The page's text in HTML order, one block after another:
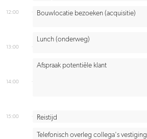
12:00
13:00
14:00
15:00
Lunch (onderweg)
Telefonisch overleg collega's vestiging
Bouwlocatie bezoeken (acquisitie)
Afspraak potentiële klant
Reistijd